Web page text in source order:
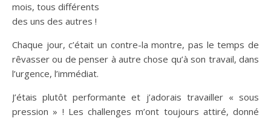
mois, tous différents
des uns des autres !
Chaque jour, c’était un contre-la montre, pas le temps de
rêvasser ou de penser à autre chose qu’à son travail, dans
l’urgence, l’immédiat.
J’étais plutôt performante et j’adorais travailler « sous
pression » ! Les challenges m’ont toujours attiré, donné